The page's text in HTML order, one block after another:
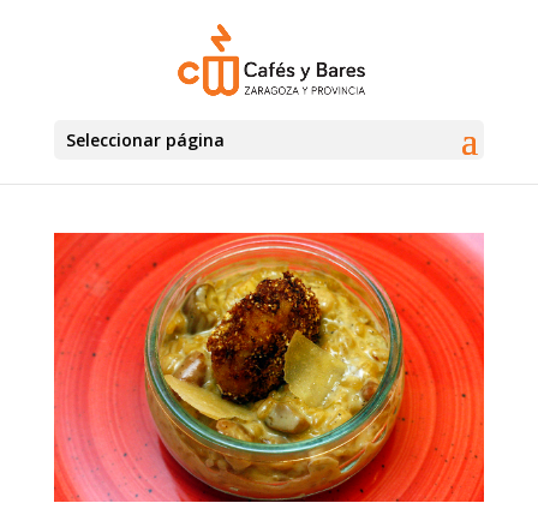
Seleccionar página